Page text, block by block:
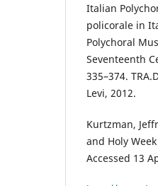
Italian
policorale in
Polychoral
Seventeenth
335–374.
Levi, 2012.
Kurtzman,
and Holy
Accessed 13